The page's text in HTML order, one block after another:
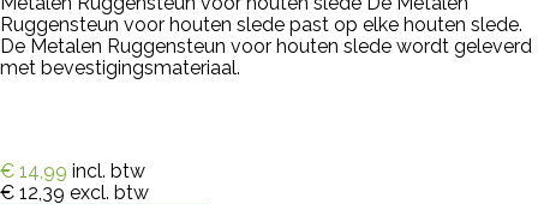
Ruggensteun voor houten slede past op elke houten slede.
De Metalen Ruggensteun voor houten slede wordt geleverd
met bevestigingsmateriaal.
€ 14,99 incl. btw
€ 12,39 excl. btw